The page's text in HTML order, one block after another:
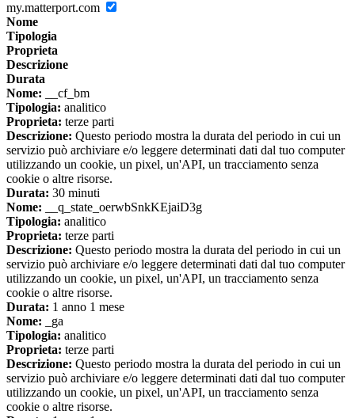
my.matterport.com
Nome
Tipologia
Proprieta
Descrizione
Durata
Nome: __cf_bm
Tipologia: analitico
Proprieta: terze parti
Descrizione: Questo periodo mostra la durata del periodo in cui un
servizio può archiviare e/o leggere determinati dati dal tuo computer
utilizzando un cookie, un pixel, un'API, un tracciamento senza
cookie o altre risorse.
Durata: 30 minuti
Nome: __q_state_oerwbSnkKEjaiD3g
Tipologia: analitico
Proprieta: terze parti
Descrizione: Questo periodo mostra la durata del periodo in cui un
servizio può archiviare e/o leggere determinati dati dal tuo computer
utilizzando un cookie, un pixel, un'API, un tracciamento senza
cookie o altre risorse.
Durata: 1 anno 1 mese
Nome: _ga
Tipologia: analitico
Proprieta: terze parti
Descrizione: Questo periodo mostra la durata del periodo in cui un
servizio può archiviare e/o leggere determinati dati dal tuo computer
utilizzando un cookie, un pixel, un'API, un tracciamento senza
cookie o altre risorse.